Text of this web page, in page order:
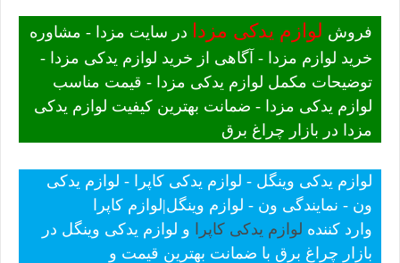
فروش لوازم یدکی مزدا در سایت مزدا - مشاوره
خرید لوازم مزدا - آگاهی از خرید لوازم یدکی مزدا -
توضیحات مکمل لوازم یدکی مزدا - قیمت مناسب
لوازم یدکی مزدا - ضمانت بهترین کیفیت لوازم یدکی
مزدا در بازار چراغ برق
لوازم یدکی وینگل - لوازم یدکی کاپرا - لوازم یدکی
ون - نمایندگی ون - لوازم وینگل|لوازم کاپرا
وارد کننده لوازم یدکی کاپرا
و لوازم یدکی وینگل در
بازار چراغ برق با ضمانت بهترین قیمت و